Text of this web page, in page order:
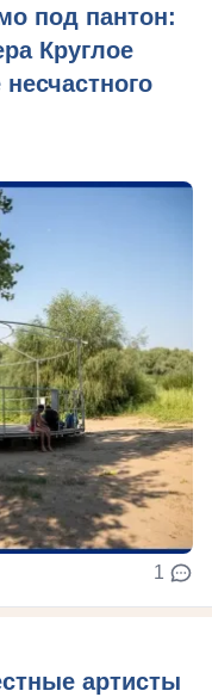
под пантон:
Круглое
1
артисты